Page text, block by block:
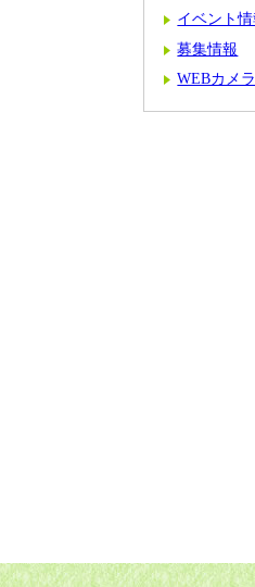
イベント情
募集情報
WEBカメラ